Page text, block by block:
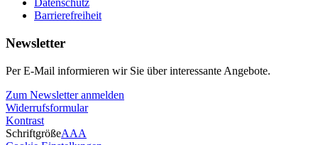
Datenschutz
Barrierefreiheit
Newsletter
Per E-Mail informieren wir Sie über interessante Angebote.
Zum Newsletter anmelden
Widerrufsformular
Kontrast
SchriftgrößeAAA